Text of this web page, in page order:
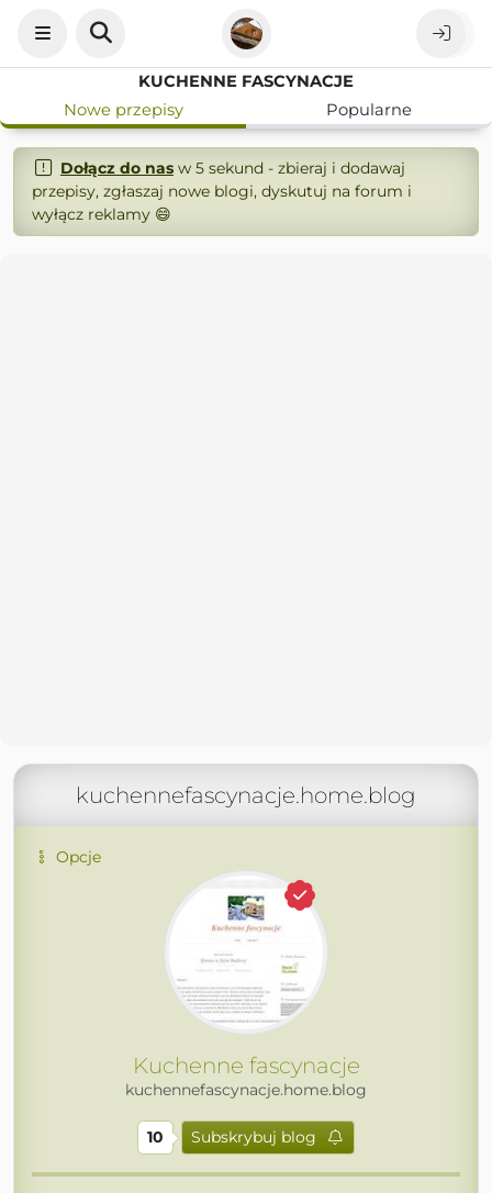
KUCHENNE FASCYNACJE
Nowe przepisy
Popularne
Dołącz do nasw 5 sekund - zbieraj i dodawaj
przepisy, zgłaszaj nowe blogi, dyskutuj na forum i
wyłącz reklamy 😄
kuchennefascynacje.home.blog
Opcje
Kuchenne fascynacje
kuchennefascynacje.home.blog
10 Subskrybuj blog